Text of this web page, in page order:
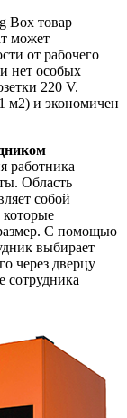
Box товар
может
от рабочего
нет особых
220 V.
м2) и экономичен
работника
Область
собой
С помощью
выбирает
через дверцу
сотрудника